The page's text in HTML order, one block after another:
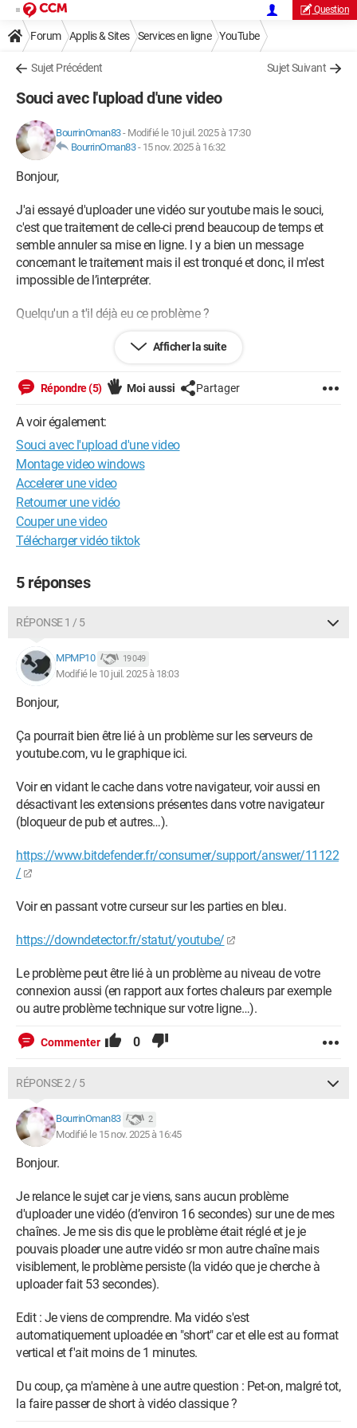
Question
Forum Applis & Sites Services en ligne YouTube
Sujet Précédent Sujet Suivant
Souci avec l'upload d'une video
BourrinOman83- Modifié le 10 juil. 2025 à 17:30
BourrinOman83- 15 nov. 2025 à 16:32
Bonjour,
J'ai essayé d'uploader une vidéo sur youtube mais le souci,
c'est que traitement de celle-ci prend beaucoup de temps et
semble annuler sa mise en ligne. l y a bien un message
concernant le traitement mais il est tronqué et donc, il m'est
impossible de l’interpréter.
Quelqu'un a t'il déjà eu ce problème ?
Afficher la suite
Répondre (5) Moi aussi Partager
A voir également:
Souci avec l'upload d'une video
Montage video windows
Accelerer une video
Retourner une vidéo
Couper une video
Télécharger vidéo tiktok
5 réponses
RÉPONSE 1 / 5
MPMP10 19 049
Modifié le 10 juil. 2025 à 18:03
Bonjour,
Ça pourrait bien être lié à un problème sur les serveurs de
youtube.com, vu le graphique ici.
Voir en vidant le cache dans votre navigateur, voir aussi en
désactivant les extensions présentes dans votre navigateur
(bloqueur de pub et autres…).
https://www.bitdefender.fr/consumer/support/answer/11122
/
Voir en passant votre curseur sur les parties en bleu.
https://downdetector.fr/statut/youtube/
Le problème peut être lié à un problème au niveau de votre
connexion aussi (en rapport aux fortes chaleurs par exemple
ou autre problème technique sur votre ligne…).
Commenter 0
RÉPONSE 2 / 5
BourrinOman83 2
Modifié le 15 nov. 2025 à 16:45
Bonjour.
Je relance le sujet car je viens, sans aucun problème
d'uploader une vidéo (d’environ 16 secondes) sur une de mes
chaînes. Je me sis dis que le problème était réglé et je je
pouvais ploader une autre vidéo sr mon autre chaîne mais
visiblement, le problème persiste (la vidéo que je cherche à
uploader fait 53 secondes).
Edit : Je viens de comprendre. Ma vidéo s'est
automatiquement uploadée en "short" car et elle est au format
vertical et f'ait moins de 1 minutes.
Du coup, ça m'amène à une autre question : Pet-on, malgré tot,
la faire passer de short à vidéo classique ?